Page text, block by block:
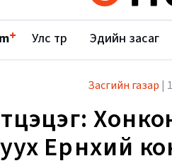
+ Улс төр Эдийн засаг
Засгийн газар |
Ерөнхий